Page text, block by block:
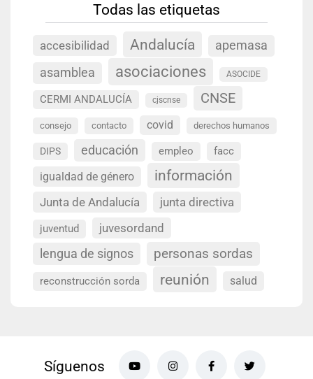
Todas las etiquetas
accesibilidad Andalucía
apemasa
asamblea
asociaciones ASOCIDE
CERMI ANDALUCÍA cjscnse CNSE
consejo contacto covid derechos humanos
DIPS educación empleo facc
igualdad de género información
Junta de Andalucía junta directiva
juventud juvesordand
lengua de signos personas sordas
reconstrucción sorda reunión salud
Síguenos